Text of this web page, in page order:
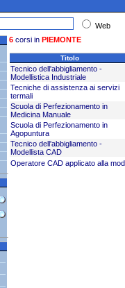
Web
6 corsi in PIEMONTE
Titolo
Tecnico dell'abbigliamento -
Modellistica Industriale
Tecniche di assistenza ai servizi
termali
Scuola di Perfezionamento in
Medicina Manuale
Scuola di Perfezionamento in
Agopuntura
Tecnico dell'abbigliamento -
Modellista CAD
Operatore CAD applicato alla